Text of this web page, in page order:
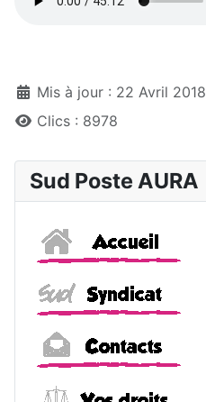
DétailsMis à jour : 22 Avril 2018
Clics : 8978
Sud Poste AURA